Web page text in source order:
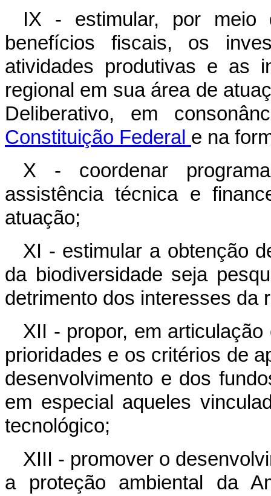
IX - estimular, por meio
benefícios fiscais, os
atividades produtivas e as
regional em sua área de
Deliberativo, em
Constituição Federal e na
X - coordenar
assistência técnica e
atuação;
XI - estimular a obtenção
da biodiversidade seja
detrimento dos interesses da
XII - propor, em
prioridades e os critérios de
desenvolvimento e dos
em especial aqueles
tecnológico;
XIII - promover o
a proteção ambiental da